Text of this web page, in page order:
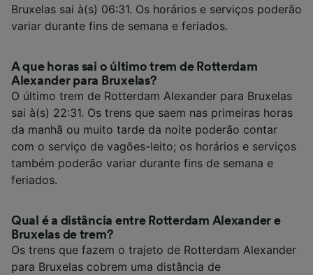
Bruxelas sai à(s) 06:31. Os horários e serviços poderão
variar durante fins de semana e feriados.
A que horas sai o último trem de Rotterdam
Alexander para Bruxelas?
O último trem de Rotterdam Alexander para Bruxelas
sai à(s) 22:31. Os trens que saem nas primeiras horas
da manhã ou muito tarde da noite poderão contar
com o serviço de vagões-leito; os horários e serviços
também poderão variar durante fins de semana e
feriados.
Qual é a distância entre Rotterdam Alexander e
Bruxelas de trem?
Os trens que fazem o trajeto de Rotterdam Alexander
para Bruxelas cobrem uma distância de